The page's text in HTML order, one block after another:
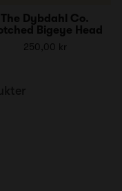
The Dybdahl Co.
Bigeye Head
250,00 kr